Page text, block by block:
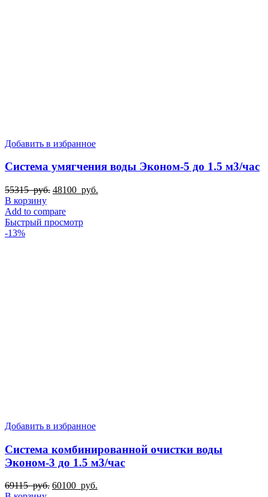
Добавить в избранное
Система умягчения воды Эконом-5 до 1.5 м3/час
55315руб. Первоначальная
составляла
55315
48100 руб.
В корзину
Add to compare
Быстрый просмотр
-13%
Добавить в избранное
Система комбинированной очистки воды
Эконом-3 до 1.5 м3/час
69115руб. Первоначальная
60100 руб.